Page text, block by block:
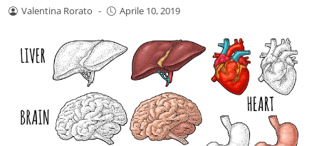
Valentina Rorato - Aprile 10, 2019